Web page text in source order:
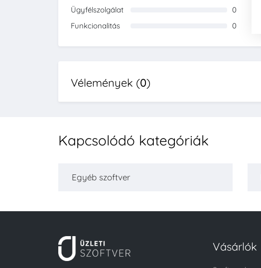
Ügyfélszolgálat
0
Funkcionalitás
0
Vélemények (0)
Kapcsolódó kategóriák
Egyéb szoftver
Vásárlók